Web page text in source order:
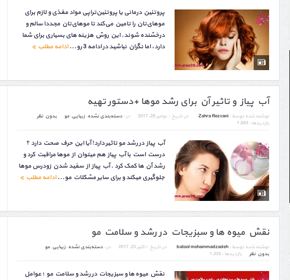
پروتئین درمانی یا پروتئین‌تراپی مواد مغذی و لازم برای
موهای‌تان را تامین می‌کند تا موهای‌تان مجددا سالم و
درخشنده شوند. این روش هزینه های بسیاری برای شما
دارد، اما نگران نباشید در ادامه 3 رو...
ادامه مطلب
آب پیاز و تاثیر آن برای رشد موها +دستور تهیه
نوشته شده توسط : Zahra Rezvani در تاریخ : نوامبر 28, 2017 در : دسته‌بندی نشده, زیبایی,مو
بدون نظر
بازدیدها : 1,693
آب پیاز در رشد مو تاثیر دارد! آیا این حرف صحت دارد ؟
درست است با آب پیاز هم میتوان از موها مراقبت کرد و
رشد آن ها کمک کرد . آب پیاز از سفید شدن زودرس موها
جلوگیری میکند و برای سایر مشکلات مو...ادامه مطلب
نقش میوه ها و سبزیجات در رشد و سلامت مو
نوشته شده توسط : batool mohammadzadeh در تاریخ :اکتبر 23, 2017 در : دسته‌بندی نشده, زیبایی,مو
بدون نظر
بازدیدها : 1,333
نقش میوه ها و سبزیجات در رشد و سلامت مو ؛ عوامل